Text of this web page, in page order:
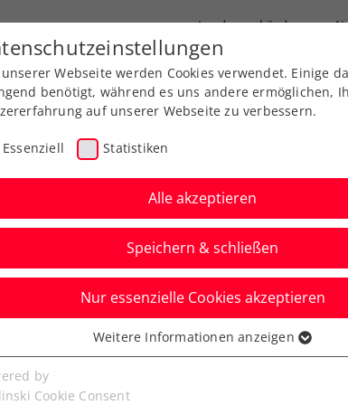
Landesverbände
Ausbildung Services Über
Lake’s Trophy
Webseite werden Cookies verwendet. Einige
benötigt, während es uns andere ermöglichen,
auf unserer Webseite zu verbessern.
Essenziell Statistiken
Alle akzeptieren
Speichern & schließen
Nur essenzielle Cookies akzeptieren
Cookies werden für grundlegende Funktionen
benötigt. Dadurch ist gewährleistet, dass die
Weitere Informationen anzeigen
by
Cookie Consent